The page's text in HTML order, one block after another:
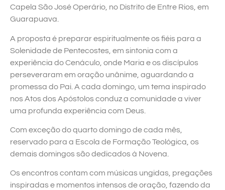
Capela São José Operário, no Distrito de Entre Rios, em
Guarapuava.
A proposta é preparar espiritualmente os fiéis para a
Solenidade de Pentecostes, em sintonia com a
experiência do Cenáculo, onde Maria e os discípulos
perseveraram em oração unânime, aguardando a
promessa do Pai. A cada domingo, um tema inspirado
nos Atos dos Apóstolos conduz a comunidade a viver
uma profunda experiência com Deus.
Com exceção do quarto domingo de cada mês,
reservado para a Escola de Formação Teológica, os
demais domingos são dedicados à Novena.
Os encontros contam com músicas ungidas, pregações
inspiradas e momentos intensos de oração, fazendo da